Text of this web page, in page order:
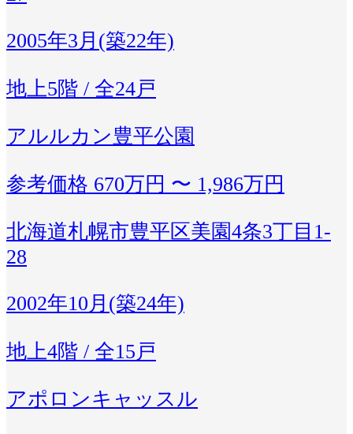
2005年3月(築22年)
地上5階 / 全24戸
アルルカン豊平公園
参考価格 670万円 〜 1,986万円
北海道札幌市豊平区美園4条3丁目1-
28
2002年10月(築24年)
地上4階 / 全15戸
アポロンキャッスル